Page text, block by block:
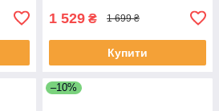
1 529 ₴ 1 699 ₴
Купити
–10%